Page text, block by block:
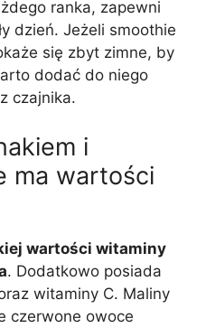
ranka, zapewni
dzień. Jeżeli smoothie
się zbyt zimne, by
dodać do niego
czajnika.
i
ma wartości
wartości witaminy
. Dodatkowo posiada
witaminy C. Maliny
czerwone owoce